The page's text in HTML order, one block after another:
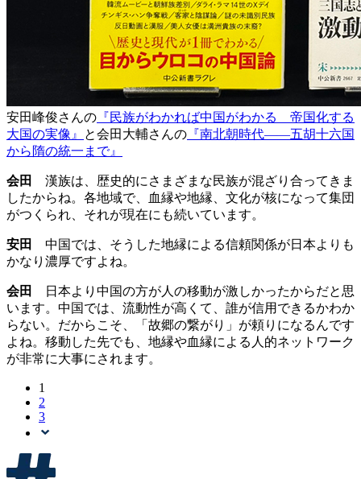
安田峰俊さんの 『民族がわかれば中国がわかる 帝国化する
大国の実像』
と会田大輔さんの 『南北朝時代――五胡十六国
から隋の統一まで』
会田
漢族は、歴史的にさまざまな民族が混ざり合ってきま
したからね。各地域で、血縁や地縁、文化が核になって集団
がつくられ、それが現在にも続いています。
安田
中国では、そうした地縁による信頼関係が日本よりも
かなり濃厚ですよね。
会田
日本より中国の方が人の移動が激しかったからだと思
います。中国では、流動性が高くて、誰が信用できるかわか
らない。だからこそ、「故郷の繋がり」が頼りになるんです
よね。移動した先でも、地縁や血縁による人的ネットワーク
が非常に大事にされます。
1
2
3